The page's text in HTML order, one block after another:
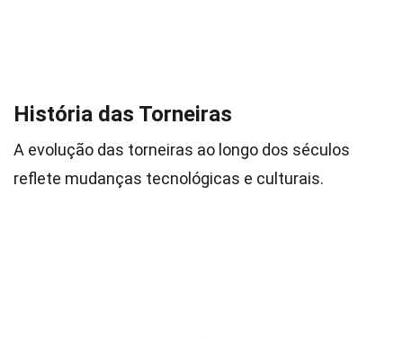
História das Torneiras
A evolução das torneiras ao longo dos séculos
reflete mudanças tecnológicas e culturais.